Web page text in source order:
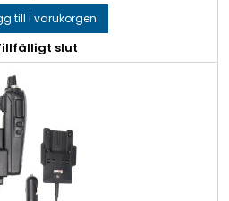
till i varukorgen
slut